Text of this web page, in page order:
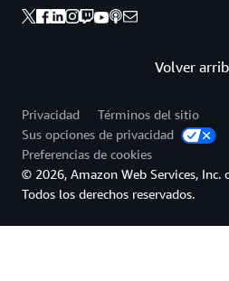
Volver
Privacidad
Términos del sitio
Sus opciones de privacidad
Preferencias de cookies
© 2026, Amazon Web Services, Inc.
Todos los derechos reservados.